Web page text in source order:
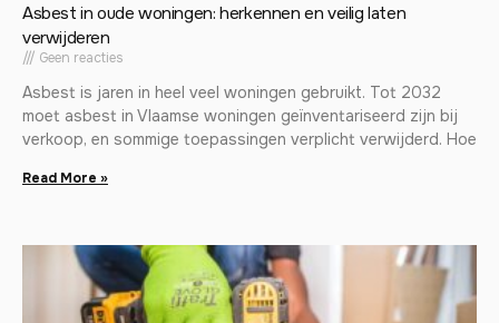
Asbest in oude woningen: herkennen en veilig laten
verwijderen
Geen reacties
Asbest is jaren in heel veel woningen gebruikt. Tot 2032
moet asbest in Vlaamse woningen geïnventariseerd zijn bij
verkoop, en sommige toepassingen verplicht verwijderd. Hoe
Read More »